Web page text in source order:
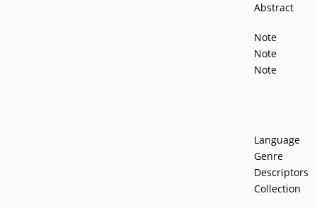
Abstract
Note
Note
Note
Language
Genre
Descriptors
Collection